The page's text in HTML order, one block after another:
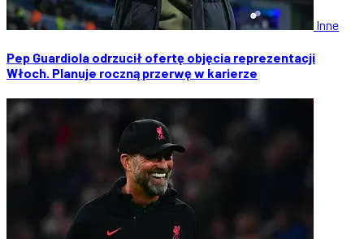
Inne
Pep Guardiola odrzucił ofertę objęcia reprezentacji
Włoch. Planuje roczną przerwę w karierze